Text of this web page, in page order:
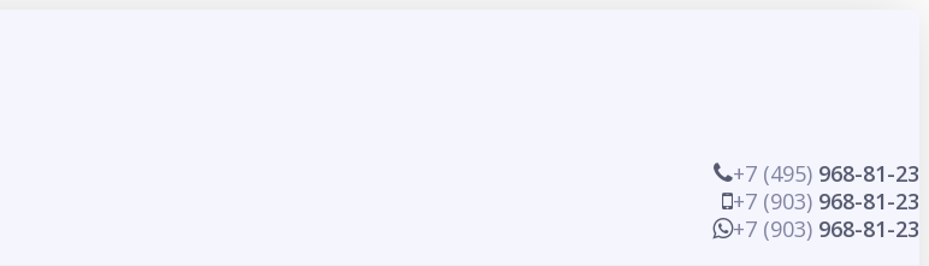
+7 (495) 968-81-23
+7 (903) 968-81-23
+7 (903) 968-81-23